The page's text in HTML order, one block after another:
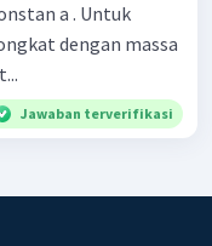
a . Untuk
dengan massa
Jawaban terverifikasi